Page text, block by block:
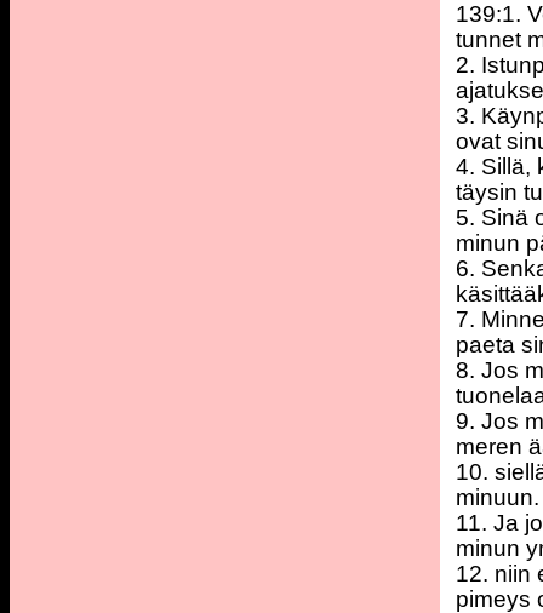
139:1.
tunnet
2.
3.
ovat
4. Sillä,
täysin
5. Sinä
minun
6.
7.
paeta
8. Jos
9. Jos
meren
10.
minuun.
11. Ja
minun
12. niin
pimeys